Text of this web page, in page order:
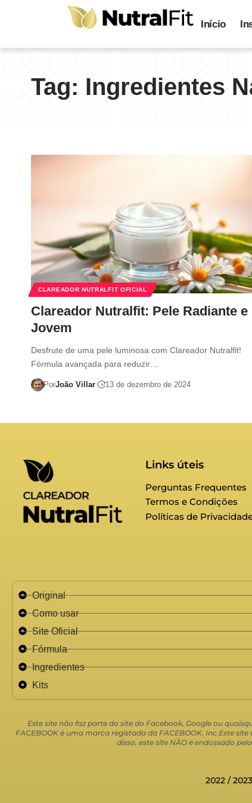
Início
Tag:Ingredientes
CLAREADOR NUTRALFIT OFICIAL
Clareador Nutralfit: Pele Radiante e
Jovem
Desfrute de uma pele luminosa com Clareador Nutralfit!
Fórmula avançada para reduzir…
PorJoão Villar 13 de dezembro de 2024
Links úteis
Perguntas Frequentes
Termos e Condições
Políticas de
Original
Como usar
Site Oficial
Fórmula
Ingredientes
Kits
Este site não faz parte do site do Facebook, Google ou
FACEBOOK é uma marca registada da FACEBOOK, Inc.Este
disso, este site NÃO é endossado
2022 /